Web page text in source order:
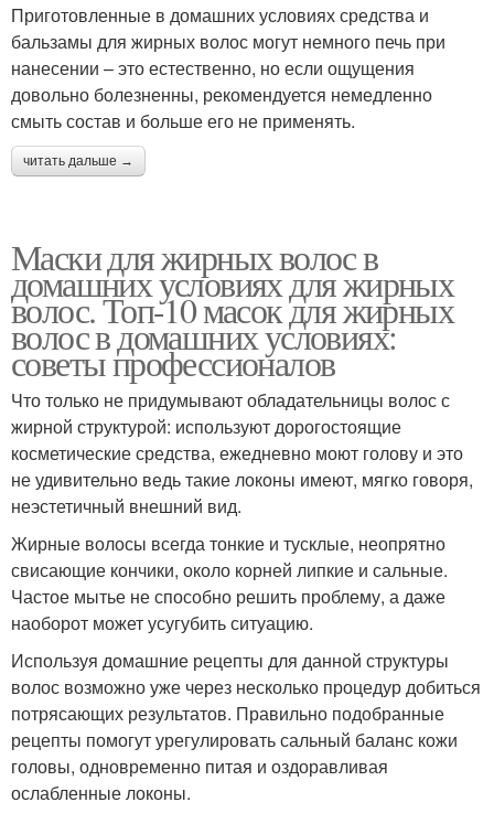
Приготовленные в домашних условиях средства и
бальзамы для жирных волос могут немного печь при
нанесении – это естественно, но если ощущения
довольно болезненны, рекомендуется немедленно
смыть состав и больше его не применять.
читать дальше →
Маски для жирных волос в
домашних условиях для жирных
волос. Топ-10 масок для жирных
волос в домашних условиях:
советы профессионалов
Что только не придумывают обладательницы волос с
жирной структурой: используют дорогостоящие
косметические средства, ежедневно моют голову и это
не удивительно ведь такие локоны имеют, мягко говоря,
неэстетичный внешний вид.
Жирные волосы всегда тонкие и тусклые, неопрятно
свисающие кончики, около корней липкие и сальные.
Частое мытье не способно решить проблему, а даже
наоборот может усугубить ситуацию.
Используя домашние рецепты для данной структуры
волос возможно уже через несколько процедур добиться
потрясающих результатов. Правильно подобранные
рецепты помогут урегулировать сальный баланс кожи
головы, одновременно питая и оздоравливая
ослабленные локоны.